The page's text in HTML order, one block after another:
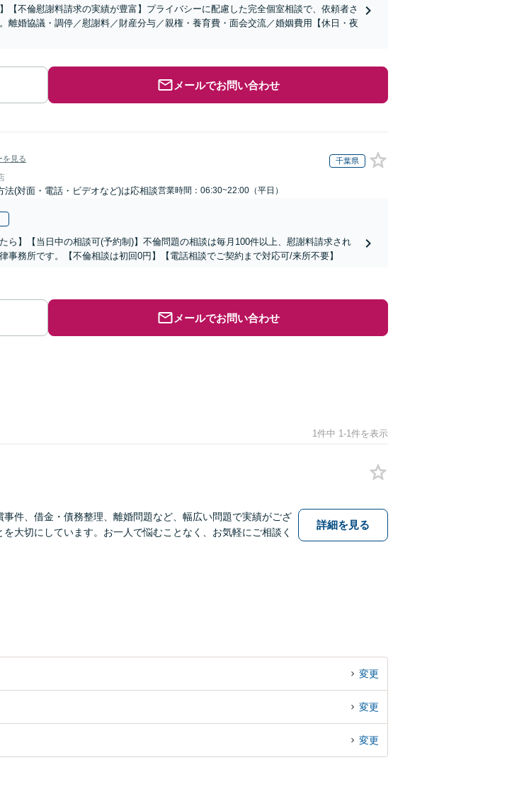
【不倫慰謝料請求の実績が豊富】プライバシーに配慮した完全個室相談で、依頼者さ
離婚協議・調停／慰謝料／財産分与／親権・養育費・面会交流／婚姻費用【休日・夜
メールでお問い合わせ
を見る 千葉県
法(対面・電話・ビデオなど)は応相談営業時間：06:30~22:00（平日）
ら】【当日中の相談可(予約制)】不倫問題の相談は毎月100件以上、慰謝料請求され
事務所です。【不倫相談は初回0円】【電話相談でご契約まで対応可/来所不要】
メールでお問い合わせ
1件中 1-1件を表示
事件、借金・債務整理、離婚問題など、幅広い問題で実績がござ
大切にしています。お一人で悩むことなく、お気軽にご相談く
詳細を見る
変更
変更
変更